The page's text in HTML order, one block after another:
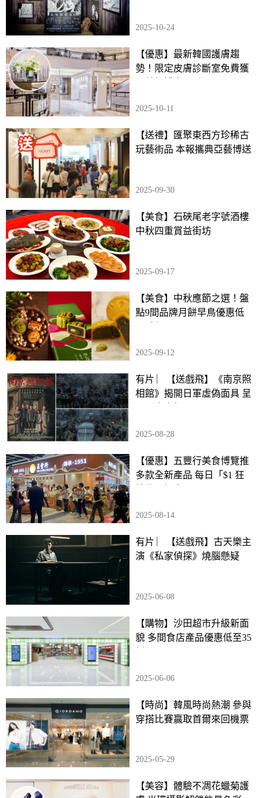
2025-10-24
【優惠】最新韓國護膚趨
勢！限定皮膚診斷室免費獲
2025-10-11
【送禮】匯聚東西方珍稀古
玩藝術品 本報攜典亞藝博送
2025-09-30
【美食】石硤尾老字號酒樓
中秋四重賞益街坊
2025-09-17
【美食】中秋應節之選！盤
點9間品牌月餅早鳥優惠低
2025-09-12
有片 ︳【送戲飛】《南京照
相館》揭開日軍虛偽面具 呈
2025-08-28
【優惠】五豐行美食博覽推
多款全新產品 每日「$1 狂
2025-08-14
有片 ︳【送戲飛】古天樂主
演《私家偵探》燒腦懸疑
2025-06-08
【購物】沙田超市升級新面
貌 多間食店產品優惠低至35
2025-06-06
【時尚】韓風時尚熱潮 參與
穿搭比賽贏取首爾來回機票
2025-05-29
【美容】體驗不凋花蠟菊護